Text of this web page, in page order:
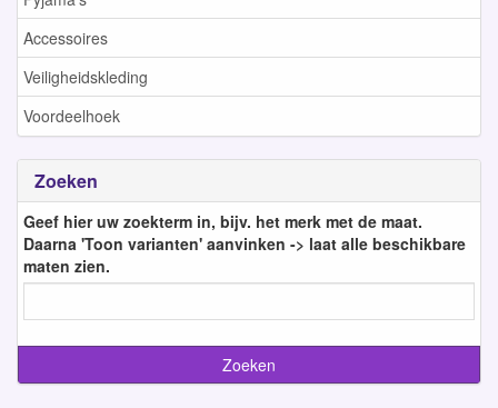
Accessoires
Veiligheidskleding
Voordeelhoek
Zoeken
Geef hier uw zoekterm in, bijv. het merk met de maat.
Daarna 'Toon varianten' aanvinken -> laat alle beschikbare
maten zien.